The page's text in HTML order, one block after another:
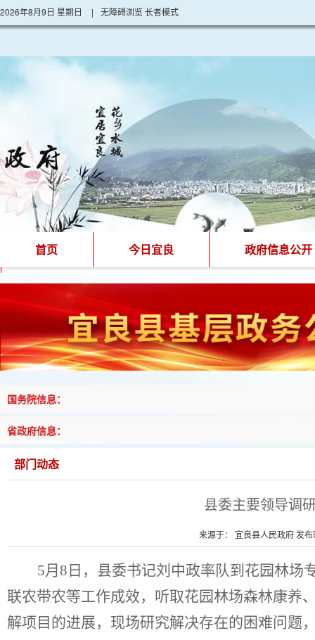
2026年8月9日 星期日 | 无障碍浏览长者模式
首页 今日宜良 政府信息公开
国务院信息：
省政府信息：
部门动态
县委主要领导调
来源于： 宜良县人民政府 发
5月 8 日，县委书记刘中政率队到花园林场
联农带农等工作成效，听取花园林场森林康养
解项目的进展，现场研究解决存在的困难问题